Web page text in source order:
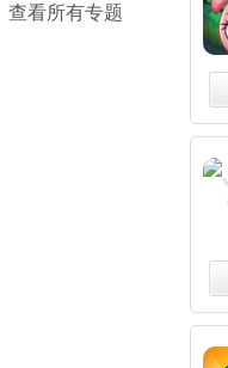
查看所有专题